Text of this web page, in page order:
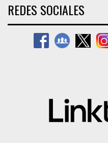
REDES SOCIALES